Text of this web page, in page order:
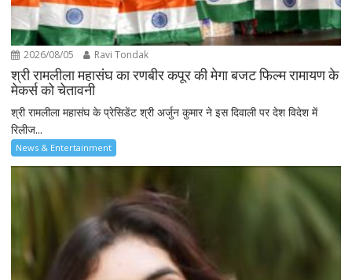
2026/08/05 Ravi Tondak
श्री रामलीला महासंघ का रणबीर कपूर की मेगा बजट फिल्म रामायण के
मेकर्स को चेतावनी
श्री रामलीला महासंघ के प्रेसिडेंट श्री अर्जुन कुमार ने इस दिवाली पर देश विदेश में
रिलीज...
News & Entertainment